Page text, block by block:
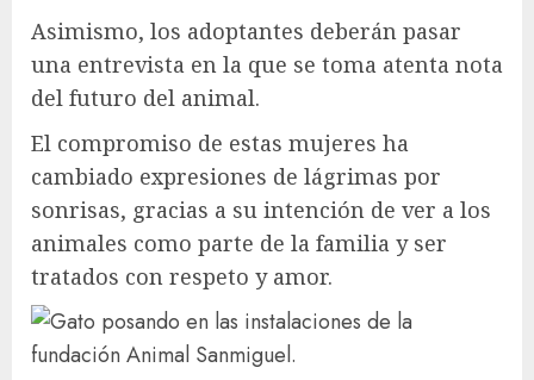
Asimismo, los adoptantes deberán pasar
una entrevista en la que se toma atenta nota
del futuro del animal.
El compromiso de estas mujeres ha
cambiado expresiones de lágrimas por
sonrisas, gracias a su intención de ver a los
animales como parte de la familia y ser
tratados con respeto y amor.